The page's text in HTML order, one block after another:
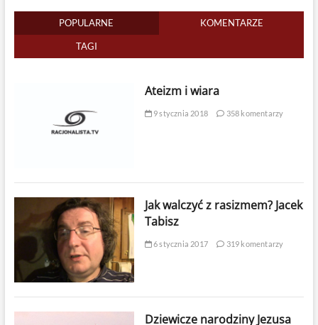
POPULARNE KOMENTARZE
TAGI
Ateizm i wiara
9 stycznia 2018 358 komentarzy
Jak walczyć z rasizmem? Jacek
Tabisz
6 stycznia 2017 319 komentarzy
Dziewicze narodziny Jezusa